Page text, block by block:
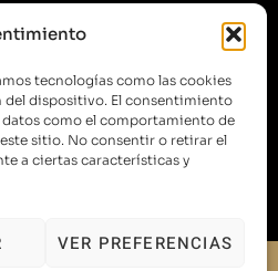
tecnologías como las cookies
del dispositivo. El consentimiento
como el comportamiento de
sitio. No consentir o retirar el
a ciertas características y
VER PREFERENCIAS